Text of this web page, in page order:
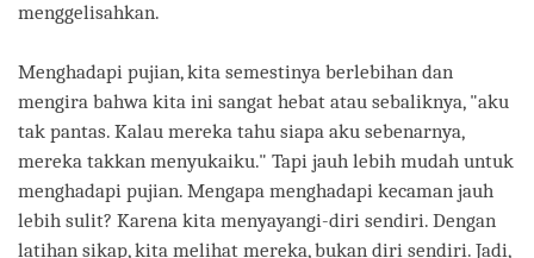
menggelisahkan.
Menghadapi pujian, kita semestinya berlebihan dan
mengira bahwa kita ini sangat hebat atau sebaliknya, "aku
tak pantas. Kalau mereka tahu siapa aku sebenarnya,
mereka takkan menyukaiku." Tapi jauh lebih mudah untuk
menghadapi pujian. Mengapa menghadapi kecaman jauh
lebih sulit? Karena kita menyayangi-diri sendiri. Dengan
latihan sikap, kita melihat mereka, bukan diri sendiri. Jadi,